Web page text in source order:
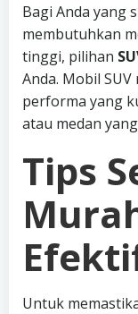
Bagi Anda yang
membutuhkan
tinggi, pilihan
Anda. Mobil
performa yang
atau medan
Tips
Untuk